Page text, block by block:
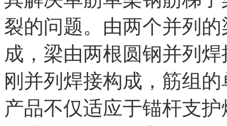
裂的问题。由两个并列
成，梁由两根圆钢并列
刚并列焊接构成，筋组
产品不仅适应于锚杆支